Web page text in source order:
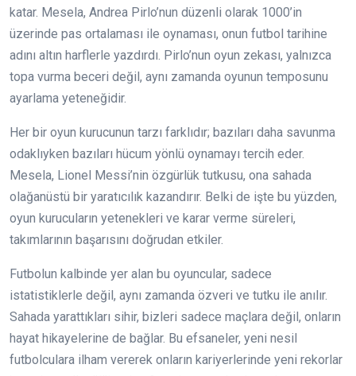
katar. Mesela, Andrea Pirlo’nun düzenli olarak 1000’in
üzerinde pas ortalaması ile oynaması, onun futbol tarihine
adını altın harflerle yazdırdı. Pirlo’nun oyun zekası, yalnızca
topa vurma beceri değil, aynı zamanda oyunun temposunu
ayarlama yeteneğidir.
Her bir oyun kurucunun tarzı farklıdır; bazıları daha savunma
odaklıyken bazıları hücum yönlü oynamayı tercih eder.
Mesela, Lionel Messi’nin özgürlük tutkusu, ona sahada
olağanüstü bir yaratıcılık kazandırır. Belki de işte bu yüzden,
oyun kurucuların yetenekleri ve karar verme süreleri,
takımlarının başarısını doğrudan etkiler.
Futbolun kalbinde yer alan bu oyuncular, sadece
istatistiklerle değil, aynı zamanda özveri ve tutku ile anılır.
Sahada yarattıkları sihir, bizleri sadece maçlara değil, onların
hayat hikayelerine de bağlar. Bu efsaneler, yeni nesil
futbolculara ilham vererek onların kariyerlerinde yeni rekorlar